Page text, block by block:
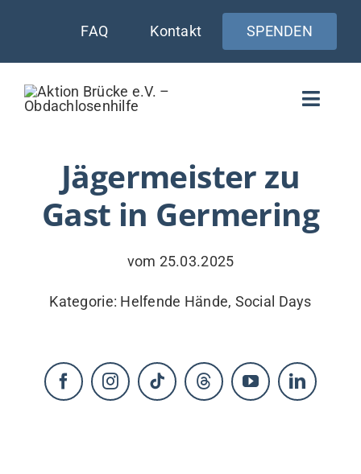
springen
FAQ Kontakt SPENDEN
Toggle
AKTUELLES
WAS WIR TUN
KONTAKT
Jägermeister zu
Gast in Germering
vom 25.03.2025
Kategorie: Helfende Hände, Social Days